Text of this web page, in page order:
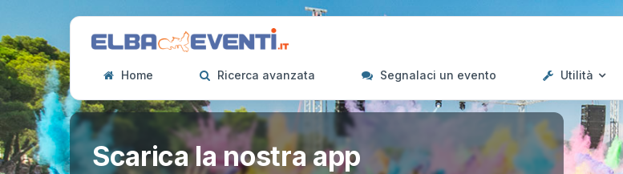
Home Ricerca avanzata Segnalaci un evento Utilità
Scarica la nostra app